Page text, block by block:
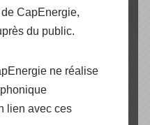
à
CapEnergie,
du public.
ne réalise
lien avec ces